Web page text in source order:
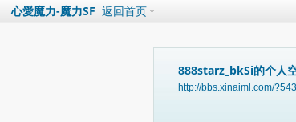
心愛魔力-魔力SF 返回首页
888starz_bkSi的个人
http://bbs.xinaiml.com/